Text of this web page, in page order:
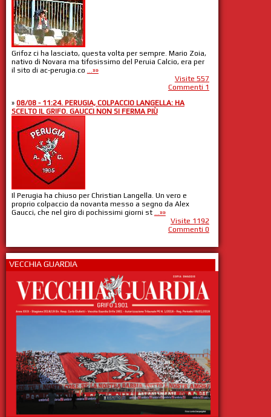
Grifoz ci ha lasciato, questa volta per sempre. Mario Zoia,
nativo di Novara ma tifosissimo del Peruia Calcio, era per
il sito di ac-perugia.co ...»»
Visite 557
Commenti 1
» 08/08 - 11:24. PERUGIA, COLPACCIO LANGELLA: HA
SCELTO IL GRIFO. GAUCCI NON SI FERMA PIÙ
Il Perugia ha chiuso per Christian Langella. Un vero e
proprio colpaccio da novanta messo a segno da Alex
Gaucci, che nel giro di pochissimi giorni st ...»»
Visite 1192
Commenti 0
VECCHIA GUARDIA